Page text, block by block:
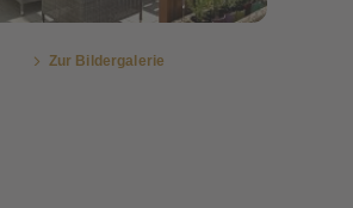
Zur Bildergalerie